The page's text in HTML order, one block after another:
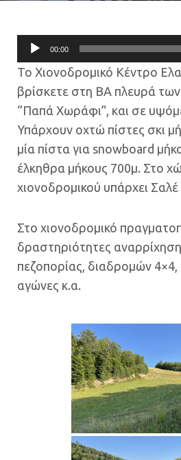
Πρόγραμμα
Αναπαραγωγής
Ήχου
00:00
Το Χιονοδρομικό Κέντρο
βρίσκετε στη ΒΑ πλευρά
“Παπά Χωράφι”, και σε
Υπάρχουν οχτώ πίστες σκι
μία πίστα για snowboard
έλκηθρα μήκους 700μ. Στο
χιονοδρομικού υπάρχει
Στο χιονοδρομικό
δραστηριότητες
πεζοπορίας, διαδρομών 4×4,
αγώνες κ.α.